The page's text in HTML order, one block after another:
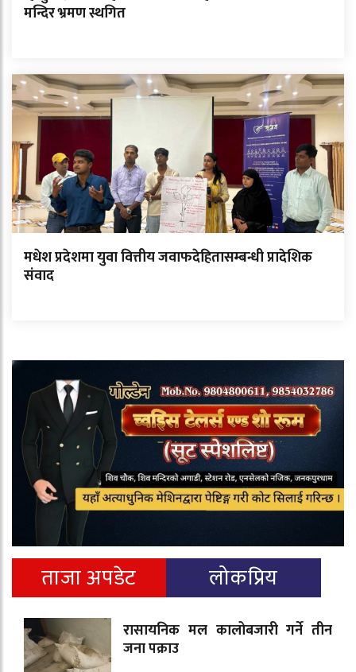
मन्दिर भ्रमण स्थगित
मधेश प्रदेशमा युवा वित्तीय जवाफदेहितासम्बन्धी प्रादेशिक
संवाद
ताजा अपडेट लोकप्रिय
रासायनिक मल कालोबजारी गर्ने तीन
जना पक्राउ